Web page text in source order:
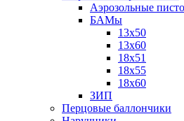
Аэрозольные
БАМы
13х50
13х60
18х51
18х55
18х60
ЗИП
Перцовые баллончики